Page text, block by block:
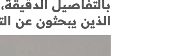
بالتفاصيل
الذين يبحثون عن